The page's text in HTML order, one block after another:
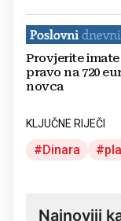
Provjerite
pravo na 720
novca
KLJUČNE RIJEČI
Dinara